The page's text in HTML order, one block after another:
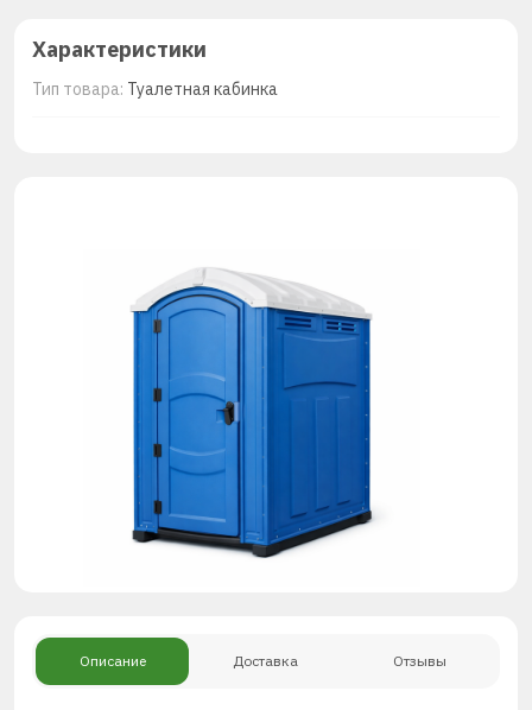
Характеристики
Тип товара: Туалетная кабинка
Описание Доставка Отзывы